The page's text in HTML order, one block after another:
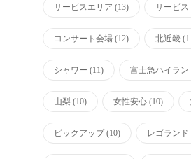
サービスエリア (13) サービス
コンサート会場 (12) 北近畿
シャワー (11) 富士急ハイラン
山梨 (10) 女性安心 (10)
ピックアップ(10) レゴランド